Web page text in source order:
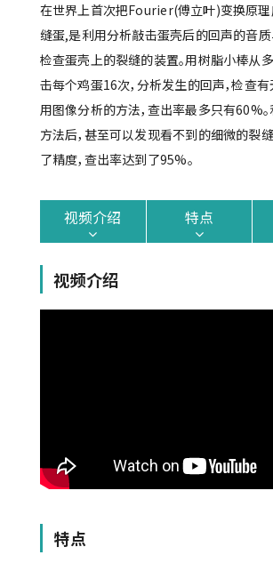
在世界上首次把Fourier(傅立叶)变换原
缝蛋,是利用分析敲击蛋壳后的回声的音
检查蛋壳上的裂缝的装置。用树脂小棒从
击每个鸡蛋16次，分析发生的回声，检查有
用图像分析的方法，查出率最多只有60%
方法后，甚至可以发现看不到的细微的裂
了精度，查出率达到了95%。
视频介绍 特点
视频介绍
特点